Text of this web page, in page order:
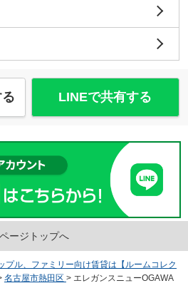
LINEで共有する
ページトップへ
プル、ファミリー向け賃貸は【ルームコレク
名古屋市熱田区 > エレガンスニューOGAWA